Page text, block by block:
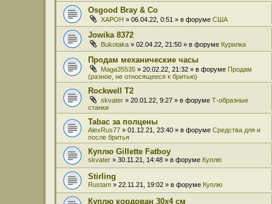
Osgood Bray & Co
XAPOH » 06.04.22, 0:51 » в форуме США
Jowika 8372
Bukotaka » 02.04.22, 21:50 » в форуме Курилка
Продам механические часы
Maga35535 » 20.02.22, 21:32 » в форуме Продам
(разное, не относящееся к бритью)
Rockwell T2
skvater » 20.01.22, 9:27 » в форуме Т-образные
станки
Tabac за полцены
AlexRus77 » 01.12.21, 23:40 » в форуме Средства для и
после бритья
Куплю Gillette Fatboy
skvater » 30.11.21, 14:48 » в форуме Куплю
Stirling
Rustam » 22.11.21, 19:02 » в форуме Куплю
Куплю кордован 30x4 см